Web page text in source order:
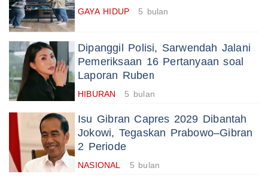
GAYA HIDUP 5 bulan
Dipanggil Polisi, Sarwendah Jalani
Pemeriksaan 16 Pertanyaan soal
Laporan Ruben
HIBURAN 5 bulan
Isu Gibran Capres 2029 Dibantah
Jokowi, Tegaskan Prabowo–Gibran
2 Periode
NASIONAL 5 bulan